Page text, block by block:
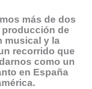
más de dos
de
musical y la
recorrido que
como un
en España
.